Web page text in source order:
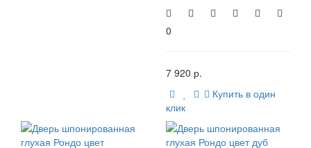
0
7 920 р.
Купить в один
клик